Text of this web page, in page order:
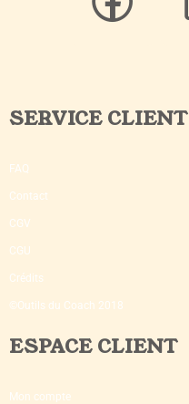
SERVICE CLIENT
FAQ
Contact
CGV
CGU
Crédits
©Outils du Coach 2018
ESPACE CLIENT
Mon compte